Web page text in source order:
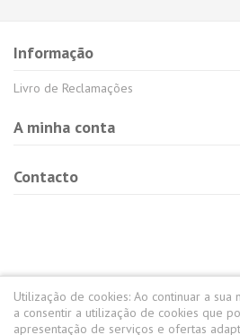
Informação
Livro de Reclamações
A minha conta
Contacto
Utilização de cookies: Ao continuar a sua
a consentir a utilização de cookies que
apresentação de serviços e ofertas